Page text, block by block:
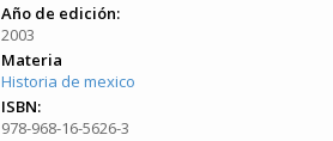
Año de edición:
2003
Materia
Historia de mexico
ISBN:
978-968-16-5626-3